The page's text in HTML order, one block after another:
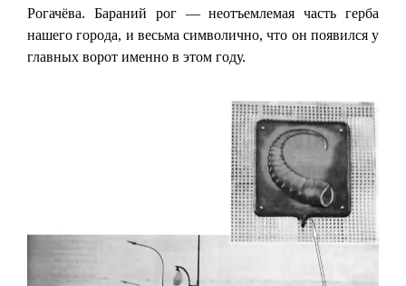
Рогачёва. Бараний рог — неотъемлемая часть герба
нашего города, и весьма символично, что он появился у
главных ворот именно в этом году.